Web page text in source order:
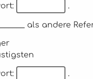
.
als andere
.